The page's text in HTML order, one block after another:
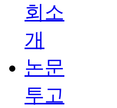
회소
개
논문
투고